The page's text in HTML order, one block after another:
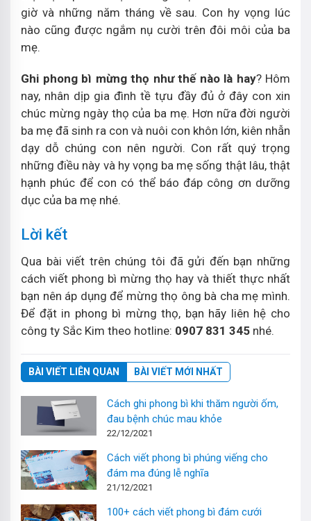
giờ và những năm tháng về sau. Con hy vọng lúc
nào cũng được ngắm nụ cười trên đôi môi của ba
mẹ.
Ghi phong bì mừng thọ như thế nào là hay? Hôm
nay, nhân dịp gia đình tề tựu đầy đủ ở đây con xin
chúc mừng ngày thọ của ba mẹ. Hơn nữa đời người
ba mẹ đã sinh ra con và nuôi con khôn lớn, kiên nhẫn
dạy dỗ chúng con nên người. Con rất quý trọng
những điều này và hy vọng ba mẹ sống thật lâu, thật
hạnh phúc để con có thể báo đáp công ơn dưỡng
dục của ba mẹ nhé.
Lời kết
Qua bài viết trên chúng tôi đã gửi đến bạn những
cách viết phong bì mừng thọ hay và thiết thực nhất
bạn nên áp dụng để mừng thọ ông bà cha mẹ mình.
Để đặt in phong bì mừng thọ, bạn hãy liên hệ cho
công ty Sắc Kim theo hotline: 0907 831 345 nhé.
BÀI VIẾT LIÊN QUAN BÀI VIẾT MỚI NHẤT
Cách ghi phong bì khi thăm người ốm,
đau bệnh chúc mau khỏe
22/12/2021
Cách viết phong bì phúng viếng cho
đám ma đúng lễ nghĩa
21/12/2021
100+ cách viết phong bì đám cưới